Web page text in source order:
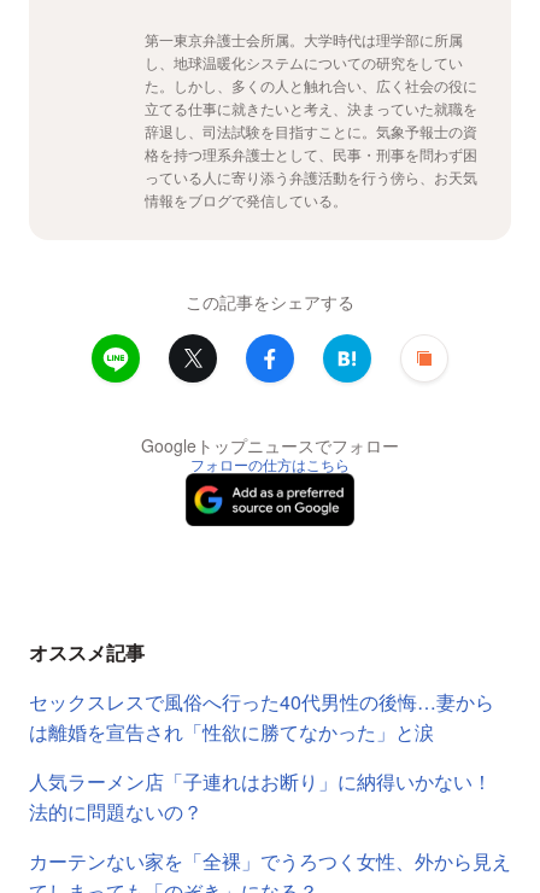
第一東京弁護士会所属。大学時代は理学部に所属
し、地球温暖化システムについての研究をしてい
た。しかし、多くの人と触れ合い、広く社会の役に
立てる仕事に就きたいと考え、決まっていた就職を
辞退し、司法試験を目指すことに。気象予報士の資
格を持つ理系弁護士として、民事・刑事を問わず困
っている人に寄り添う弁護活動を行う傍ら、お天気
情報をブログで発信している。
この記事をシェアする
Googleトップニュースでフォロー
フォローの仕方はこちら
オススメ記事
セックスレスで風俗へ行った40代男性の後悔…妻から
は離婚を宣告され「性欲に勝てなかった」と涙
人気ラーメン店「子連れはお断り」に納得いかない！
法的に問題ないの？
カーテンない家を「全裸」でうろつく女性、外から見え